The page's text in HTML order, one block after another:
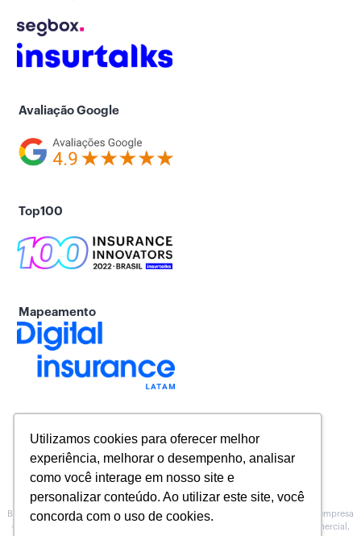
Utilizamos cookies para oferecer melhor
experiência, melhorar o desempenho, analisar
como você interage em nosso site e
personalizar conteúdo. Ao utilizar este site, você
concorda com o uso de cookies.
Avaliação Google
Top100
Mapeamento
Baeta Assessoria de Seguros inscrita na Susep sob o Nº 10.0100188, é uma empresa
especializada na prestação de serviços de Assessoria, no atendimento comercial,